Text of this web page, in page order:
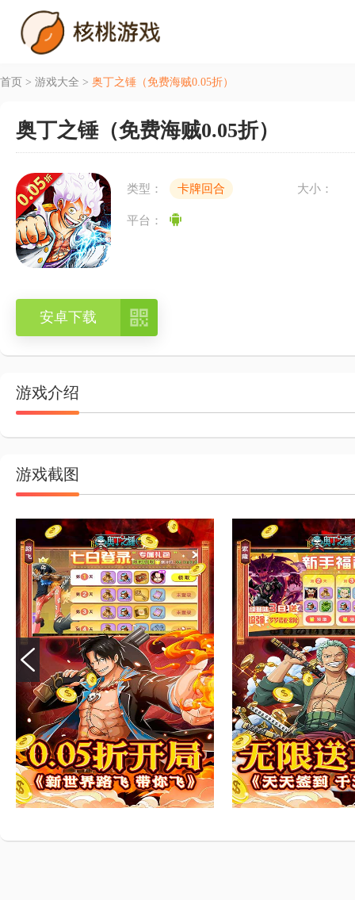
首页 > 游戏大全 > 奥丁之锤（免费海贼0.05折）
奥丁之锤（免费海贼0.05折）
类型： 卡牌回合 大小：
平台：
安卓下载 
游戏介绍
游戏截图